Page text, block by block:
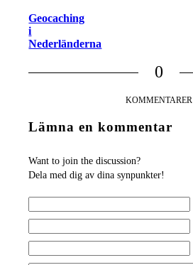
Geocaching
i
Nederländerna
0
KOMMENTARER
Lämna en kommentar
Want to join the discussion?
Dela med dig av dina synpunkter!